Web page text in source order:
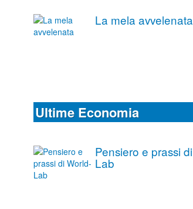
La mela avvelenata
Ultime Economia
Pensiero e prassi
Lab